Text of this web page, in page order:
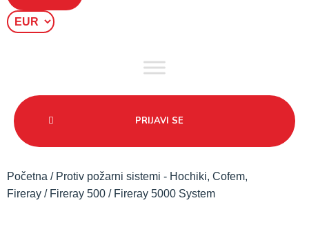
PRIJAVI SE
Početna / Protiv požarni sistemi - Hochiki, Cofem,
Fireray / Fireray 500 / Fireray 5000 System